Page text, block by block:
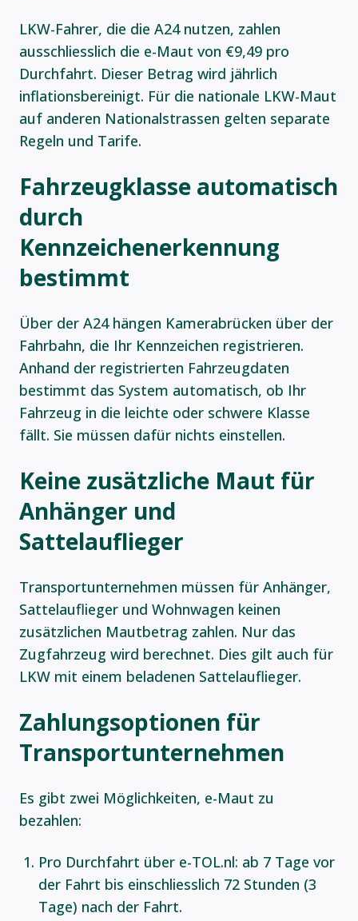
LKW-Fahrer, die die A24 nutzen, zahlen
ausschliesslich die e-Maut von €9,49 pro
Durchfahrt. Dieser Betrag wird jährlich
inflationsbereinigt. Für die nationale LKW-Maut
auf anderen Nationalstrassen gelten separate
Regeln und Tarife.
Fahrzeugklasse automatisch
durch
Kennzeichenerkennung
bestimmt
Über der A24 hängen Kamerabrücken über der
Fahrbahn, die Ihr Kennzeichen registrieren.
Anhand der registrierten Fahrzeugdaten
bestimmt das System automatisch, ob Ihr
Fahrzeug in die leichte oder schwere Klasse
fällt. Sie müssen dafür nichts einstellen.
Keine zusätzliche Maut für
Anhänger und
Sattelauflieger
Transportunternehmen müssen für Anhänger,
Sattelauflieger und Wohnwagen keinen
zusätzlichen Mautbetrag zahlen. Nur das
Zugfahrzeug wird berechnet. Dies gilt auch für
LKW mit einem beladenen Sattelauflieger.
Zahlungsoptionen für
Transportunternehmen
Es gibt zwei Möglichkeiten, e-Maut zu
bezahlen:
Pro Durchfahrt über e-TOL.nl: ab 7 Tage vor
der Fahrt bis einschliesslich 72 Stunden (3
Tage) nach der Fahrt.